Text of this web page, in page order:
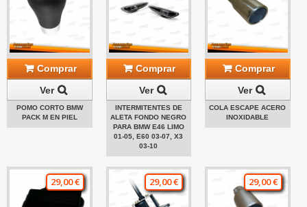
Comprar
Ver
POMO CORTO BMW
PACK M EN PIEL
Comprar
Ver
INTERMITENTES DE
ALETA FONDO NEGRO
PARA BMW E46 LIMO
01-05, E60 03-07, X3
03-10
Comprar
Ver
COLA ESCAPE ACERO
INOXIDABLE
29,00 € 29,00 € 29,00 €